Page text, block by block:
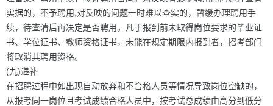
实据的，不予聘用;对反映的问题一时难以查实的，暂缓办理聘用手
续，待查清后再决定是否聘用。凡于报到前未取得岗位要求的毕业证
书、学位证书、教师资格证书，未能在规定期限内报到者，招考部门
将取消其聘用资格。
(九)递补
在招聘过程中如出现自动放弃和不合格人员等情况导致岗位空缺的，
从报考同一岗位且考试成绩合格人员中，按考试总成绩由高分到低分